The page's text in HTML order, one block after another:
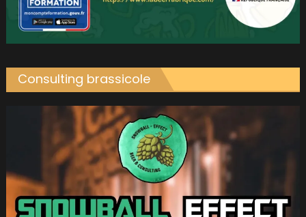
Consulting brassicole